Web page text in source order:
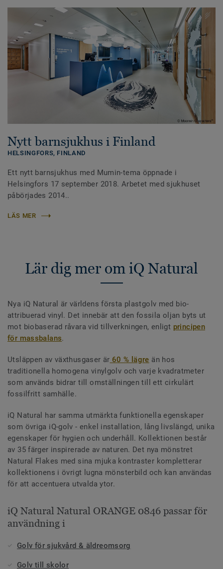
Nytt barnsjukhus i Finland
HELSINGFORS, FINLAND
Ett nytt barnsjukhus med Mumin-tema öppnade i
Helsingfors 17 september 2018. Arbetet med sjukhuset
påbörjades 2014..
LÄS MER
Lär dig mer om iQ Natural
Nya iQ Natural är världens första plastgolv med bio-
attribuerad vinyl. Det innebär att den fossila oljan byts ut
mot biobaserad råvara vid tillverkningen, enligt principen
för massbalans.
Utsläppen av växthusgaser är 60 % lägre än hos
traditionella homogena vinylgolv och varje kvadratmeter
som används bidrar till omställningen till ett cirkulärt
fossilfritt samhälle.
iQ Natural har samma utmärkta funktionella egenskaper
som övriga iQ-golv - enkel installation, lång livslängd, unika
egenskaper för hygien och underhåll. Kollektionen består
av 35 färger inspirerade av naturen. Det nya mönstret
Natural Flakes med sina mjuka kontraster kompletterar
kollektionens i övrigt lugna mönsterbild och kan användas
för att accentuera utvalda ytor.
iQ Natural Natural ORANGE 0846 passar för
användning i
Golv för sjukvård & äldreomsorg
Golv till skolor